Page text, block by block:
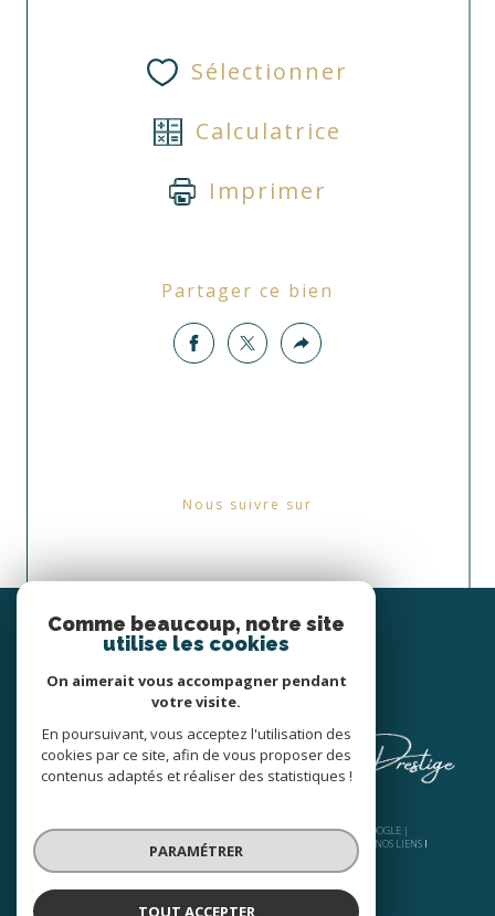
Sélectionner
Calculatrice
Imprimer
Partager ce bien
Nous suivre sur
Espace
PROPRIÉTAIRE
Se connecter
© 2026 | TOUS DROITS RÉSERVÉS | TRADUCTION POWERED BY GOOGLE |
NOS HONORAIRES
PLAN DU SITE MENTIONS LÉGALES ADMIN
NOS LIENS
POLITIQUE RGPD
Comme beaucoup, notre site
utilise les cookies
On aimerait vous accompagner pendant
votre visite.
En poursuivant, vous acceptez l'utilisation des
cookies par ce site, afin de vous proposer des
contenus adaptés et réaliser des statistiques !
PARAMÉTRER
TOUT ACCEPTER